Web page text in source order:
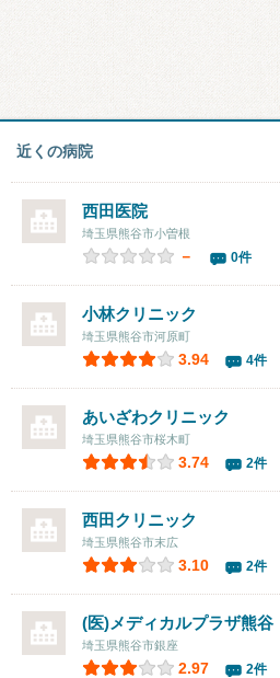
近くの病院
西田医院
埼玉県熊谷市小曽根
－ 0件
小林クリニック
埼玉県熊谷市河原町
3.94 4件
あいざわクリニック
埼玉県熊谷市桜木町
3.74 2件
西田クリニック
埼玉県熊谷市末広
3.10 2件
(医)メディカルプラザ熊谷
埼玉県熊谷市銀座
2.97 2件